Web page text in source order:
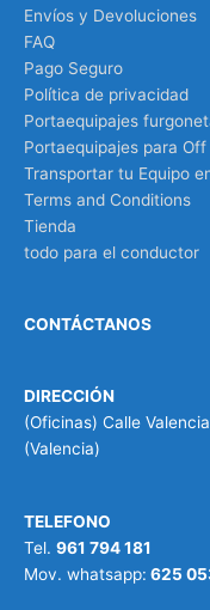
Envíos y Devoluciones
FAQ
Pago Seguro
Política de privacidad
Portaequipajes
Portaequipajes para
Transportar tu Equipo
Terms and Conditions
Tienda
todo para el conductor
CONTÁCTANOS
DIRECCIÓN
(Oficinas) Calle
(Valencia)
TELEFONO
Tel. 961 794 181
Mov. whatsapp: 625